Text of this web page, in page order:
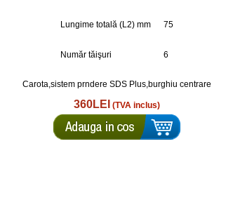
Lungime totală (L2) mm 75
Număr tăişuri 6
Carota,sistem prndere SDS Plus,burghiu centrare
360LEI (TVA inclus)